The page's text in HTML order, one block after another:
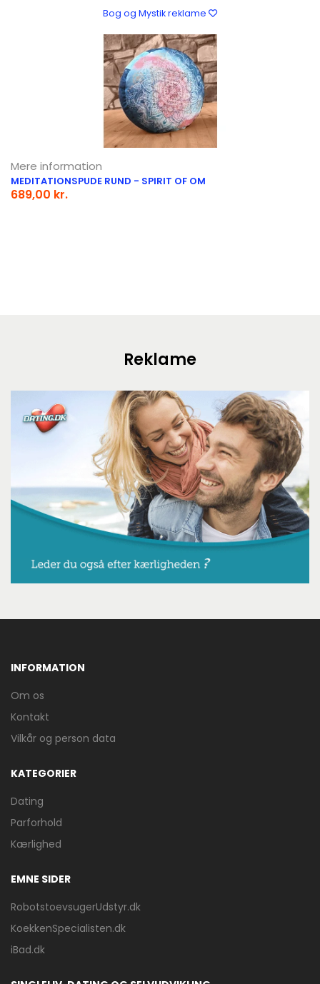
Bog og Mystik reklame
Mere information
MEDITATIONSPUDE RUND - SPIRIT OF OM
689,00 kr.
Reklame
INFORMATION
Om os
Kontakt
Vilkår og person data
KATEGORIER
Dating
Parforhold
Kærlighed
EMNE SIDER
RobotstoevsugerUdstyr.dk
KoekkenSpecialisten.dk
iBad.dk